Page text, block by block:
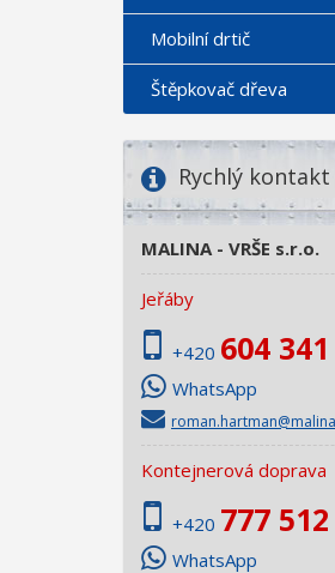
Mobilní drtič
Štěpkovač dřeva
Rychlý kontakt
MALINA - VRŠE s.r.o.
Jeřáby
+420 604
WhatsApp
Kontejnerová doprava
+420 777
WhatsApp